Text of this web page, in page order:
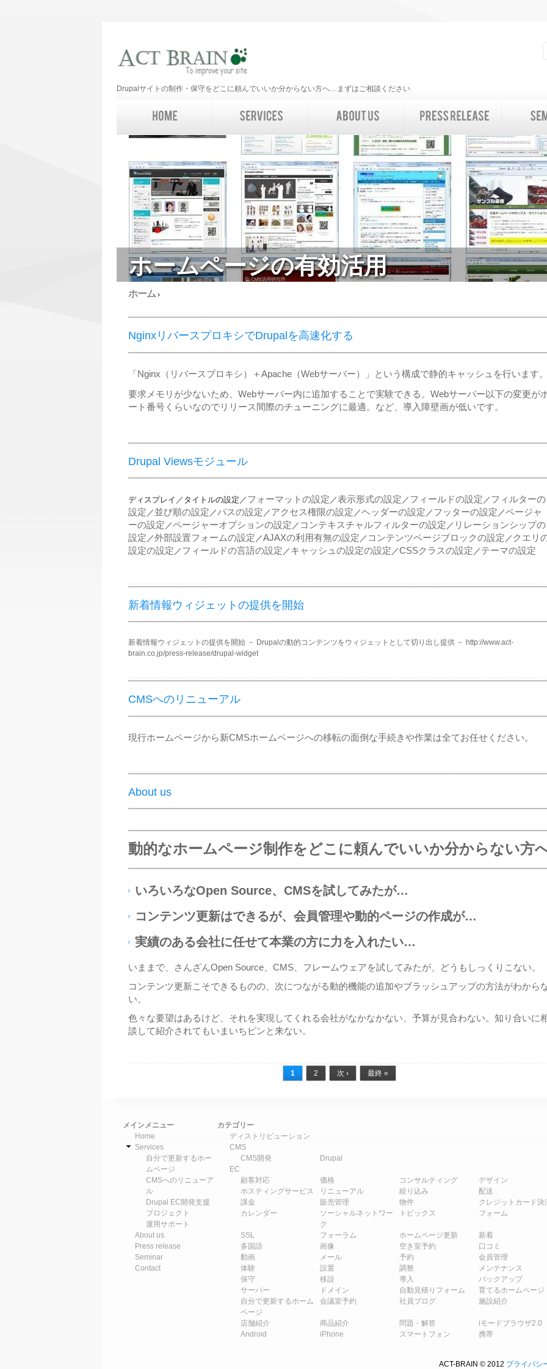
Drupalサイトの制作・保守をどこに頼んでいいか分からない方へ…まずはご相談ください
ホームページの有効活用
ホーム›
NginxリバースプロキシでDrupalを高速化する
「Nginx（リバースプロキシ）＋Apache（Webサーバー）」という構成で静的キャッシュを行います。
要求メモリが少ないため、Webサーバー内に追加することで実験できる。Webサーバー以下の変更が
ート番号くらいなのでリリース間際のチューニングに最適。など、導入障壁画が低いです。
Drupal Viewsモジュール
ディスプレイ／タイトルの設定 ／ フォーマットの設定 ／表示形式の設定 ／ フィールドの設定 ／ フィルターの
設定 ／ 並び順の設定 ／パスの設定 ／ アクセス権限の設定 ／ヘッダーの設定 ／ フッターの設定 ／ページャ
ーの設定 ／ページャーオプションの設定 ／ コンテキスチャルフィルターの設定 ／ リレーションシップの
設定 ／外部設置フォームの設定 ／AJAXの利用有無の設定 ／ コンテンツページブロックの設定 ／ クエリ
設定の設定 ／ フィールドの言語の設定 ／ キャッシュの設定の設定 ／CSSクラスの設定 ／ テーマの設定
新着情報ウィジェットの提供を開始
新着情報ウィジェットの提供を開始 － Drupalの動的コンテンツをウィジェットとして切り出し提供 － http://www.act-
brain.co.jp/press-release/drupal-widget
CMSへのリニューアル
現行ホームページから新CMSホームページへの移転の面倒な手続きや作業は全てお任せください。
About us
動的なホームページ制作をどこに頼んでいいか分からない方
いろいろなOpen Source、CMSを試してみたが…
コンテンツ更新はできるが、会員管理や動的ページの作成が…
実績のある会社に任せて本業の方に力を入れたい…
いままで、さんざんOpen Source、CMS、フレームウェアを試してみたが、どうもしっくりこない。
コンテンツ更新こそできるものの、次につながる動的機能の追加やブラッシュアップの方法がわから
い。
色々な要望はあるけど、それを実現してくれる会社がなかなかない、予算が見合わない。知り合いに
談して紹介されてもいまいちピンと来ない。
1 2 次 › 最終 »
メインメニュー
Home
Services
自分で更新するホー
ムページ
CMSへのリニューア
ル
Drupal EC開発支援
プロジェクト
運用サポート
About us
Press release
Seminar
Contact
カテゴリー
ディストリビューション
CMS
CMS開発
Drupal
EC
顧客対応
価格 コンサルティング
デザイン
ホスティングサービス
リニューアル 絞り込み
配送
課金
販売管理 物件
クレジットカード決
カレンダー
ソーシャルネットワー
ク
トピックス フォーム
SSL フォーラム ホームページ更新
新着
多国語
画像 空き室予約
口コミ
動画
メール 予約
会員管理
体験
設置 調整
メンテナンス
保守
移設 導入
バックアップ
サーバー
ドメイン 自動見積りフォーム
育てるホームページ
自分で更新するホーム
ページ
会議室予約 社員ブログ 施設紹介
店舗紹介 商品紹介 問題・解答
iモードブラウザ2.0
Android
iPhone スマートフォン 携帯
ACT-BRAIN © 2012 プライバシ